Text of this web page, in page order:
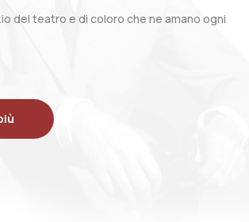
del teatro e di coloro che ne amano ogni